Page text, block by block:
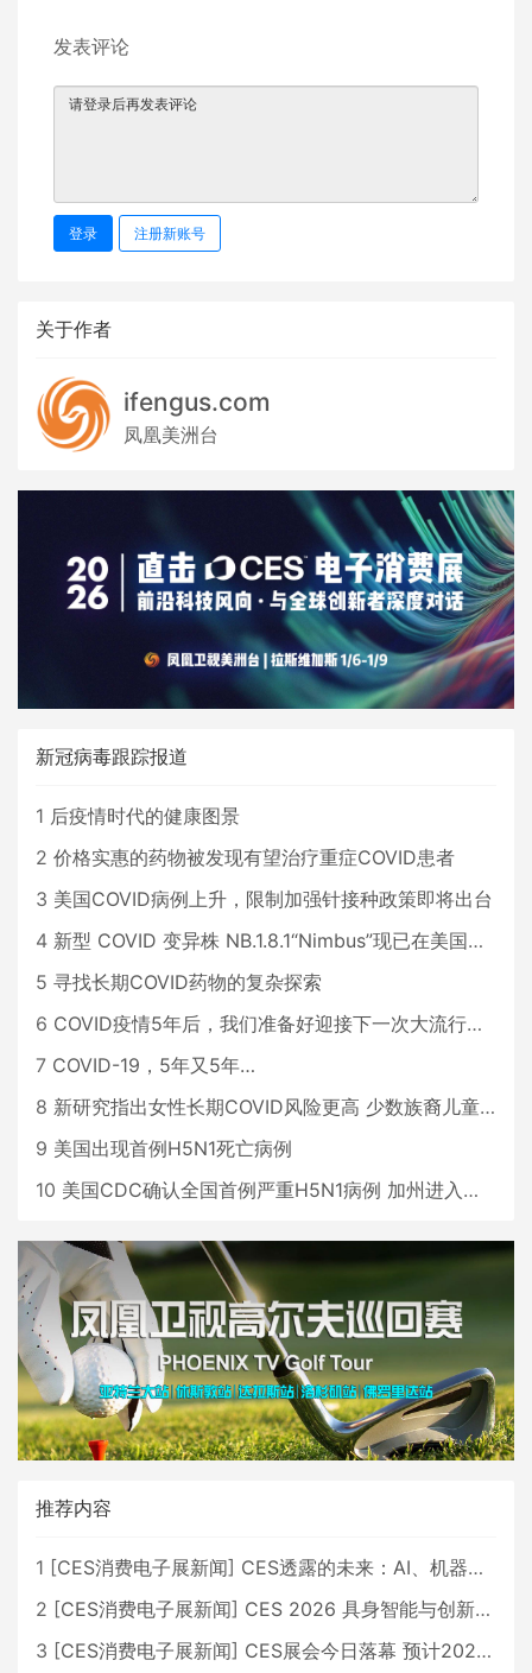
发表评论
登录 注册新账号
关于作者
ifengus.com
凤凰美洲台
新冠病毒跟踪报道
1 后疫情时代的健康图景
2 价格实惠的药物被发现有望治疗重症COVID患者
3 美国COVID病例上升，限制加强针接种政策即将出台
4 新型 COVID 变异株 NB.1.8.1“Nimbus”现已在美国占据主导地位
5 寻找长期COVID药物的复杂探索
6 COVID疫情5年后，我们准备好迎接下一次大流行了吗？
7 COVID-19，5年又5年…
8 新研究指出女性长期COVID风险更高 少数族裔儿童存在差异
9 美国出现首例H5N1死亡病例
10 美国CDC确认全国首例严重H5N1病例 加州进入紧急状态
推荐内容
1 [CES消费电子展新闻] CES透露的未来：AI、机器人与智能生活大爆发
2 [CES消费电子展新闻] CES 2026 具身智能与创新领域 中国公司大放异彩
3 [CES消费电子展新闻] CES展会今日落幕 预计2026行业收入将超五千亿美元